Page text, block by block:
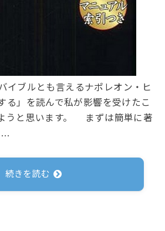
イブルとも言えるナポレオン・ヒ
る」を読んで私が影響を受けたこ
うと思います。 まずは簡単に著
…
続きを読む